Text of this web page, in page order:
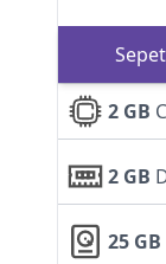
2 GB
2 GB
25 GB